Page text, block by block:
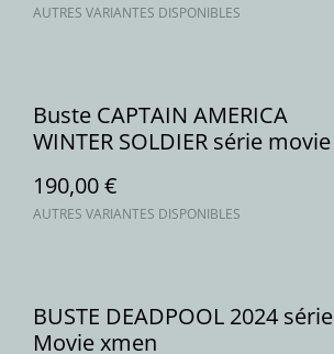
AUTRES VARIANTES DISPONIBLES
Buste CAPTAIN AMERICA
WINTER SOLDIER série movie
190,00 €
AUTRES VARIANTES DISPONIBLES
BUSTE DEADPOOL 2024 série
Movie xmen